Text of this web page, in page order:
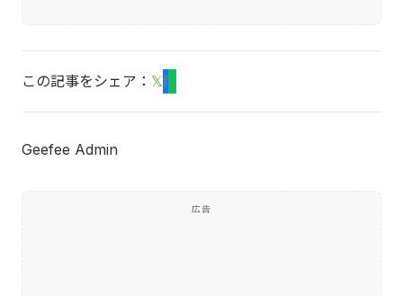
この記事をシェア： 𝕏fL
Geefee Admin
広告